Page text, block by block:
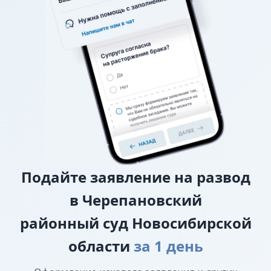
уплате алиментов, заверенного у нотариуса, то
требование о взыскании алиментов заявляется в
исковом заявлении о разводе.
О лишении или ограничении родительских
Подайте заявление на развод
в Черепановский
районный суд Новосибирской
области за 1 день